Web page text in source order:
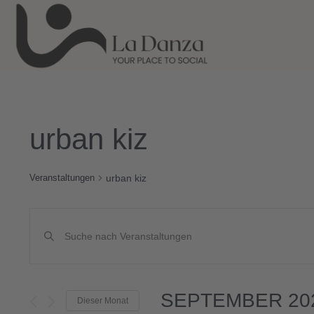
urban kiz
Veranstaltungen urban kiz
Schlüsselwort
Veranstaltungen
Dieser Monat SEPTEMBER